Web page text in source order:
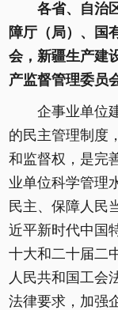
各省、自治
障厅（局）、国
会，新疆生产建
产监督管理委员
企事业单位建
的民主管理制度
和监督权，是完
业单位科学管理
民主、保障人民
近平新时代中国
十大和二十届二
人民共和国工会
法律要求，加强